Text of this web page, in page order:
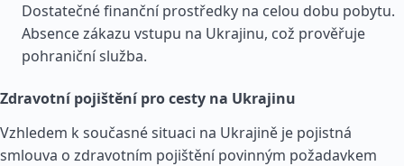
Dostatečné finanční prostředky na celou dobu pobytu.
Absence zákazu vstupu na Ukrajinu, což prověřuje
pohraniční služba.
Zdravotní pojištění pro cesty na Ukrajinu
Vzhledem k současné situaci na Ukrajině je pojistná
smlouva o zdravotním pojištění povinným požadavkem